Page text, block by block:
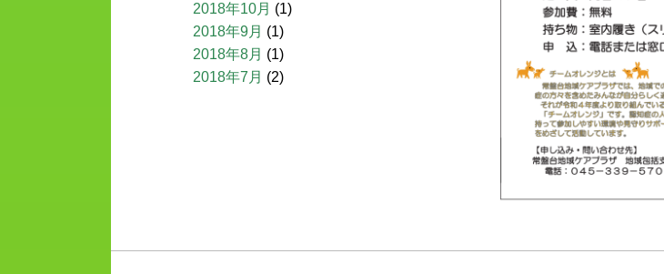
2018年10月 (1)
2018年9月 (1)
2018年8月 (1)
2018年7月 (2)